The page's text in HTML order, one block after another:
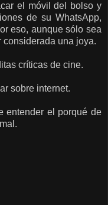
el móvil del bolso y
de su WhatsApp,
eso, aunque sólo sea
considerada una joya.
críticas de cine.
sobre internet.
entender el porqué de